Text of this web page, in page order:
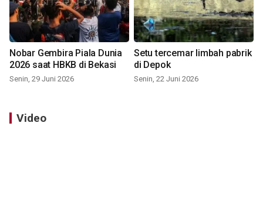
Nobar Gembira Piala Dunia
2026 saat HBKB di Bekasi
Senin, 29 Juni 2026
Setu tercemar limbah pabrik
di Depok
Senin, 22 Juni 2026
Video